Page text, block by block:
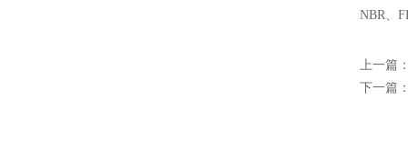
NBR、
上一篇
下一篇